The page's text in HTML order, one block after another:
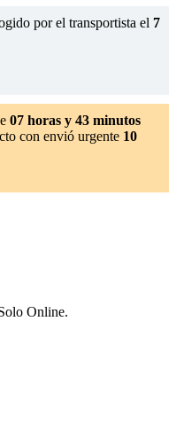
por el transportista el 7
07 horas y 43 minutos
con envió urgente 10
Online.